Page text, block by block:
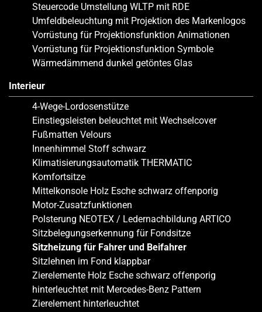
Steuercode Umstellung WLTP mit RDE
Umfeldbeleuchtung mit Projektion des Markenlogos
Vorrüstung für Projektionsfunktion Animationen
Vorrüstung für Projektionsfunktion Symbole
Wärmedämmend dunkel getöntes Glas
Interieur
4-Wege-Lordosenstütze
Einstiegsleisten beleuchtet mit Wechselcover
Fußmatten Velours
Innenhimmel Stoff schwarz
Klimatisierungsautomatik THERMATIC
Komfortsitze
Mittelkonsole Holz Esche schwarz offenporig
Motor-Zusatzfunktionen
Polsterung NEOTEX / Ledernachbildung ARTICO
Sitzbelegungserkennung für Fondsitze
Sitzheizung für Fahrer und Beifahrer
Sitzlehnen im Fond klappbar
Zierelemente Holz Esche schwarz offenporig
hinterleuchtet mit Mercedes-Benz Pattern
Zierelement hinterleuchtet